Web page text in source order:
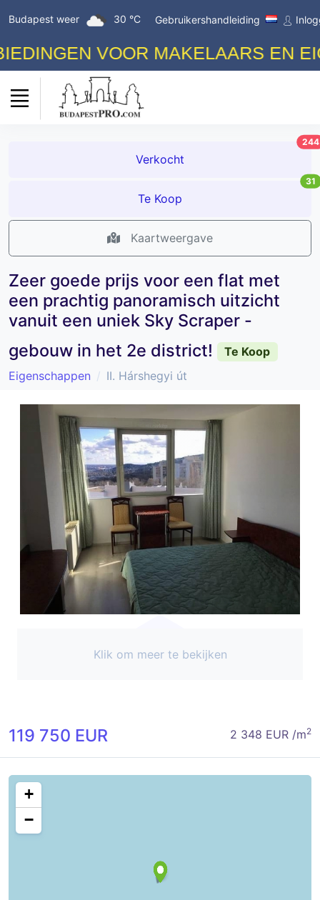
Budapest weer 30 °C Gebruikershandleiding
VOOR MAKELAARS EN
Verkocht
244
Te Koop
31
Kaartweergave
Zeer goede prijs voor een flat met
een prachtig panoramisch uitzicht
vanuit een uniek Sky Scraper -
gebouw in het 2e district!
Te Koop
Eigenschappen
II. Hárshegyi út
Klik om meer te bekijken
119 750 EUR 2 348 EUR /m2
+
−